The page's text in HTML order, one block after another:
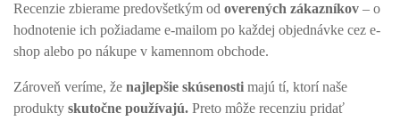
Recenzie zbierame predovšetkým od overených zákazníkov – o
hodnotenie ich požiadame e-mailom po každej objednávke cez e-
shop alebo po nákupe v kamennom obchode.
Zároveň veríme, že najlepšie skúsenosti majú tí, ktorí naše
produkty skutočne používajú. Preto môže recenziu pridať